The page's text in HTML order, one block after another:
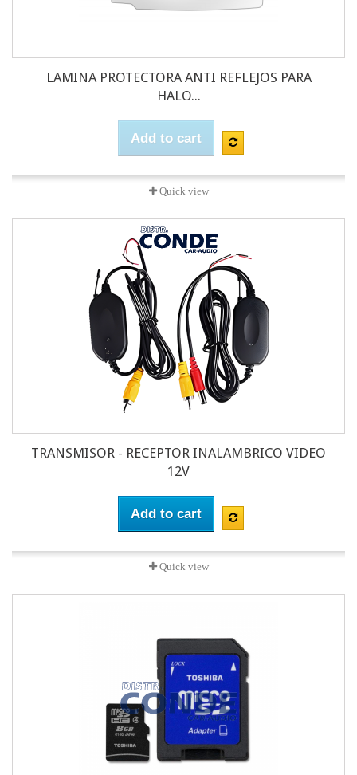
LAMINA PROTECTORA ANTI REFLEJOS PARA
HALO...
Add to cart
Quick view
TRANSMISOR - RECEPTOR INALAMBRICO VIDEO
12V
Add to cart
Quick view